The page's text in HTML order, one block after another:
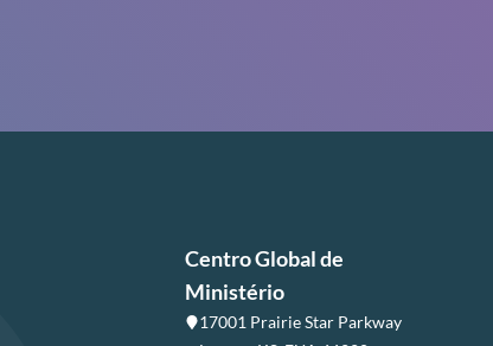
Centro Global de
Ministério
17001 Prairie Star Parkway